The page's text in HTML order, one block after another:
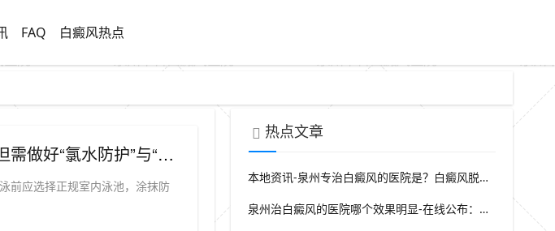
FAQ 白癜风热点
「泳池防护」白癜风患者夏季能游泳吗？福建泉州中科：可以，但需做好“氯水防护”与“泳后护理”
前应选择正规室内泳池，涂抹防
热点文章
本地资讯-泉州专治白癜风的医院是？白癜风脱屑是什么症状？
泉州治白癜风的医院哪个效果明显-在线公布：生活中哪些因素会诱发出白癜风